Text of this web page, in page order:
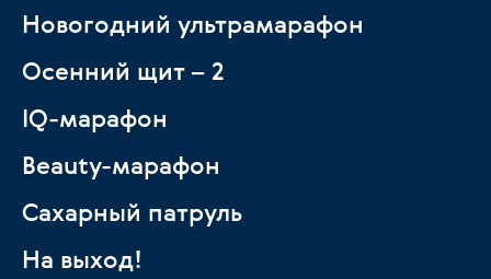
Новогодний ультрамарафон
Осенний щит – 2
IQ-марафон
Beauty-марафон
Сахарный патруль
На выход!